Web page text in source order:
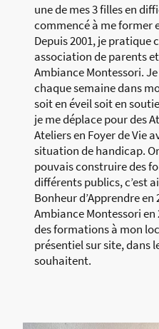
une de mes 3 filles en
commencé à me former
Depuis 2001, je pratique
association de parents
Ambiance Montessori.
chaque semaine dans
soit en éveil soit en
je me déplace pour des
Ateliers en Foyer de Vie
situation de handicap.
pouvais construire des
différents publics, c’est
Bonheur d’Apprendre
Ambiance Montessori en
des formations à mon
présentiel sur site, dans
souhaitent.